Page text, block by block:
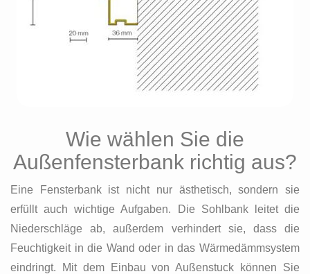
Wie wählen Sie die
Außenfensterbank richtig aus?
Eine Fensterbank ist nicht nur ästhetisch, sondern sie
erfüllt auch wichtige Aufgaben. Die Sohlbank leitet die
Niederschläge ab, außerdem verhindert sie, dass die
Feuchtigkeit in die Wand oder in das Wärmedämmsystem
eindringt. Mit dem Einbau von Außenstuck können Sie